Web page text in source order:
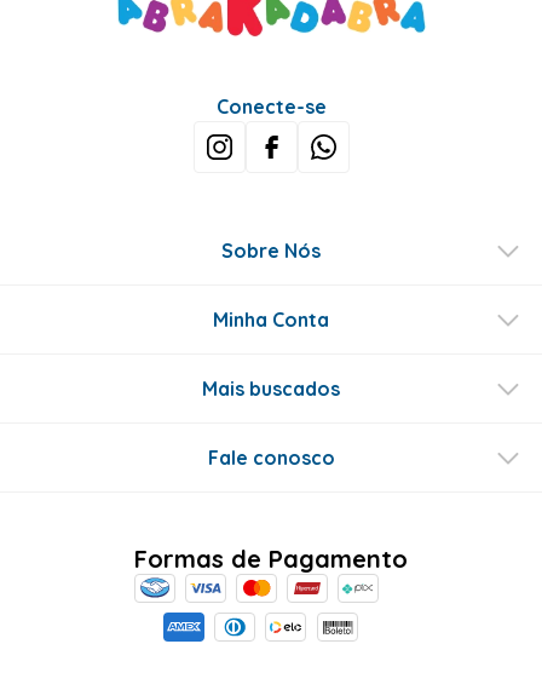
Conecte-se
Sobre Nós
Minha Conta
Mais buscados
Fale conosco
Formas de Pagamento